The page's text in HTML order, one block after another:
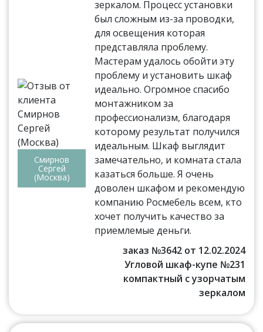
Смирнов
Сергей
(Москва)
зеркалом. Процесс установки
был сложным из-за проводки,
для освещения которая
представляла проблему.
Мастерам удалось обойти эту
проблему и установить шкаф
идеально. Огромное спасибо
монтажником за
профессионализм, благодаря
которому результат получился
идеальным. Шкаф выглядит
замечательно, и комната стала
казаться больше. Я очень
доволен шкафом и рекомендую
компанию Росмебель всем, кто
хочет получить качество за
приемлемые деньги.
заказ №3642 от 12.02.2024
Угловой шкаф-купе №231
компактный с узорчатым
зеркалом